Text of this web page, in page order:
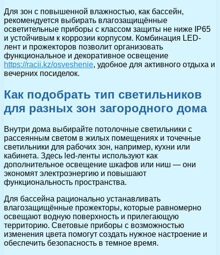
Для зон с повышенной влажностью, как бассейн,
рекомендуется выбирать влагозащищённые
осветительные приборы с классом защиты не ниже IP65
и устойчивым к коррозии корпусом. Комбинация LED-
лент и прожекторов позволит организовать
функциональное и декоративное освещение
https://racii.kz/osveshenie, удобное для активного отдыха и
вечерних посиделок.
Как подобрать тип светильников
для разных зон загородного дома
Внутри дома выбирайте потолочные светильники с
рассеянным светом в жилых помещениях и точечные
светильники для рабочих зон, например, кухни или
кабинета. Здесь led-ленты используют как
дополнительное освещение шкафов или ниш — они
экономят электроэнергию и повышают
функциональность пространства.
Для бассейна рационально устанавливать
влагозащищённые прожекторы, которые равномерно
освещают водную поверхность и прилегающую
территорию. Световые приборы с возможностью
изменения цвета помогут создать нужное настроение и
обеспечить безопасность в темное время.